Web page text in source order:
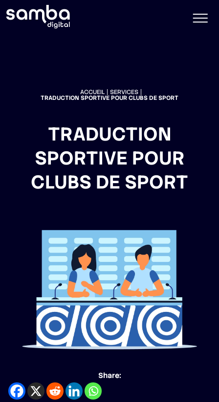
ACCUEIL SERVICES
TRADUCTION SPORTIVE POUR CLUBS DE SPORT
TRADUCTION
SPORTIVE POUR
CLUBS DE SPORT
Share: